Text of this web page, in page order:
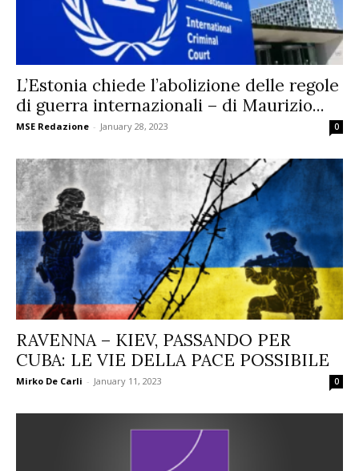
L’Estonia chiede l’abolizione delle regole
di guerra internazionali – di Maurizio...
MSE Redazione - January 28, 2023 0
RAVENNA – KIEV, PASSANDO PER
CUBA: LE VIE DELLA PACE POSSIBILE
Mirko De Carli - January 11, 2023 0